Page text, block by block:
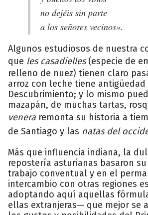
no dejéis sin parte
a los señores vecinos».
Algunos estudiosos de nuestra
que les casadielles(especie de
relleno de nuez) tienen claro
arroz con leche tiene
Descubrimiento; y lo mismo
mazapán, de muchas tartas,
venera remonta su historia a
de Santiago y las natas del
Más que influencia indiana, la
repostería asturianas basaron
trabajo conventual y en el
intercambio con otras regiones
adoptando aquí aquellas
ellas extranjeras— que mejor se